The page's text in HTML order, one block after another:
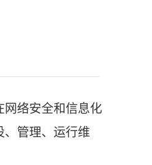
网络安全和信息化
、管理、运行维